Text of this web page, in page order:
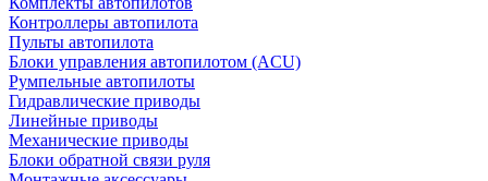
Контроллеры автопилота
Пульты автопилота
Блоки управления автопилотом (ACU)
Румпельные автопилоты
Гидравлические приводы
Линейные приводы
Механические приводы
Блоки обратной связи руля